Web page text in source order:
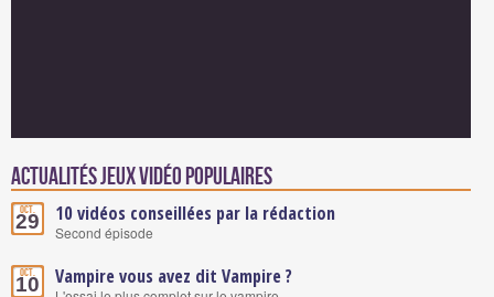
Actualités Jeux vidéo populaires
Oct.
29 10 vidéos conseillées par la rédaction
Second épisode
Oct.
10 Vampire vous avez dit Vampire ?